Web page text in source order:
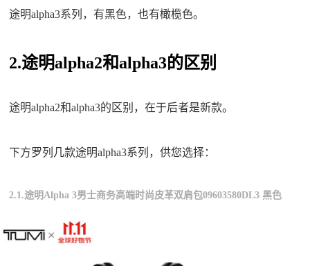
途明alpha3系列，有黑色，也有橄榄色。
2.途明alpha2和alpha3的区别
途明alpha2和alpha3的区别，在于后者是新款。
下方罗列几款途明alpha3系列，供您选择：
2.1.途明Alpha 3男士商务高端时尚皮革双肩包09603580DL3 黑色